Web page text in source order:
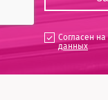
Согласен на
данных